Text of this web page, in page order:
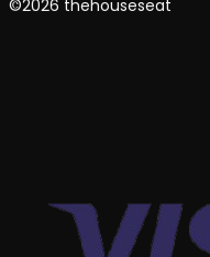
©2026 thehouseseat